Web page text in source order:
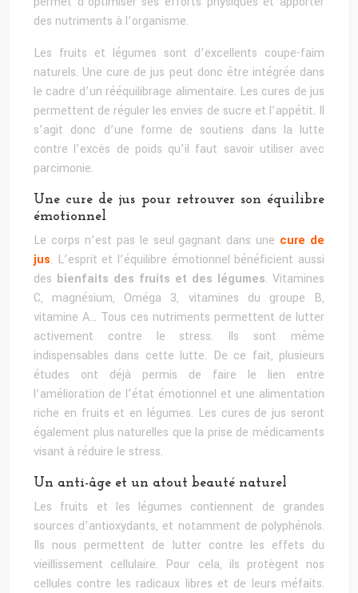
des nutriments à l’organisme.
Les fruits et légumes sont d’excellents coupe-faim
naturels. Une cure de jus peut donc être intégrée dans
le cadre d’un rééquilibrage alimentaire. Les cures de jus
permettent de réguler les envies de sucre et l’appétit. Il
s’agit donc d’une forme de soutiens dans la lutte
contre l’excès de poids qu’il faut savoir utiliser avec
parcimonie.
Une cure de jus pour retrouver son équilibre
émotionnel
Le corps n’est pas le seul gagnant dans une cure de
jus. L’esprit et l’équilibre émotionnel bénéficient aussi
des bienfaits des fruits et des légumes. Vitamines
C, magnésium, Oméga 3, vitamines du groupe B,
vitamine A… Tous ces nutriments permettent de lutter
activement contre le stress. Ils sont même
indispensables dans cette lutte. De ce fait, plusieurs
études ont déjà permis de faire le lien entre
l’amélioration de l’état émotionnel et une alimentation
riche en fruits et en légumes. Les cures de jus seront
également plus naturelles que la prise de médicaments
visant à réduire le stress.
Un anti-âge et un atout beauté naturel
Les fruits et les légumes contiennent de grandes
sources d’antioxydants, et notamment de polyphénols.
Ils nous permettent de lutter contre les effets du
vieillissement cellulaire. Pour cela, ils protègent nos
cellules contre les radicaux libres et de leurs méfaits.